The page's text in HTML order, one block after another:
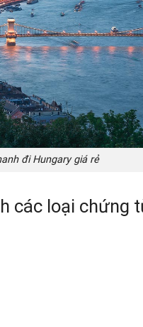
đi Hungary giá rẻ
các loại chứng